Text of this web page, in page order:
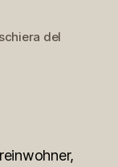
del